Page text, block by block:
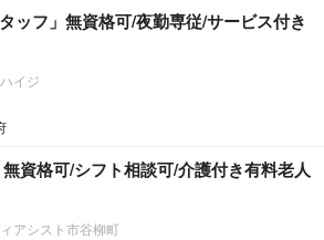
ッフ」無資格可/夜勤専従/サービス付き
イジ
無資格可/シフト相談可/介護付き有料老人
アシスト市谷柳町